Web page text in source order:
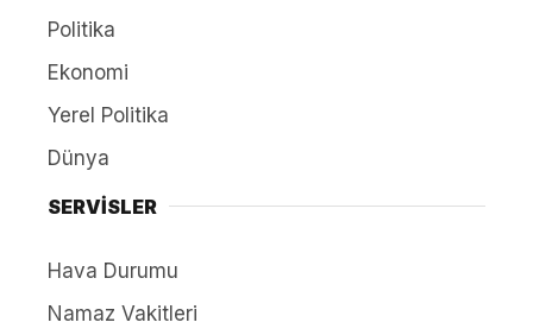
Politika
Ekonomi
Yerel Politika
Dünya
SERVİSLER
Hava Durumu
Namaz Vakitleri